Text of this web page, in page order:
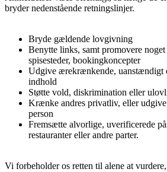
bryder nedenstående retningslinjer.
Bryde gældende lovgivning
Benytte links, samt promovere
spisesteder, bookingkoncepter
Udgive ærekrænkende, uanstændigt
indhold
Støtte vold, diskrimination eller
Krænke andres privatliv, eller
person
Fremsætte alvorlige, uverificerede
restauranter eller andre parter.
Vi forbeholder os retten til alene at